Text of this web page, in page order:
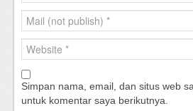
Simpan nama, email, dan situs web
untuk komentar saya berikutnya.